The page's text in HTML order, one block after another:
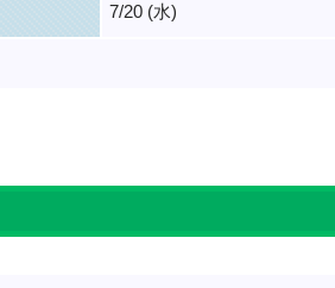
7/20 (水)